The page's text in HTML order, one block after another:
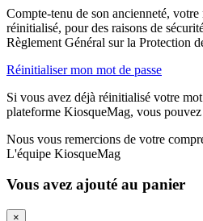
Compte-tenu de son ancienneté, votre
réinitialisé, pour des raisons de
Règlement Général sur la Protection
Réinitialiser mon mot de passe
Si vous avez déjà réinitialisé votre
plateforme KiosqueMag, vous
Nous vous remercions de votre
L'équipe KiosqueMag
Vous avez ajouté au panier
×